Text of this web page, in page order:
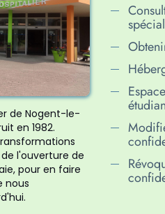
de Nogent-le-
en 1982.
l'ouverture de
pour en faire
nous